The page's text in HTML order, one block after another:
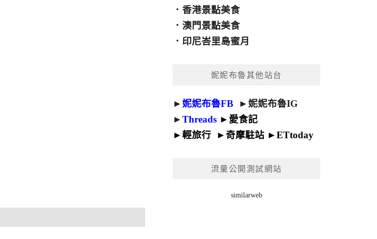
．香港景點美食
．澳門景點美食
． 印尼峇里島蜜月
妮妮布魯其他站台
►妮妮布魯FB ►妮妮布魯IG
►Threads ► 愛食記
►輕旅行 ► 奇摩駐站 ►ETtoday
流量公開測試網站
similarweb